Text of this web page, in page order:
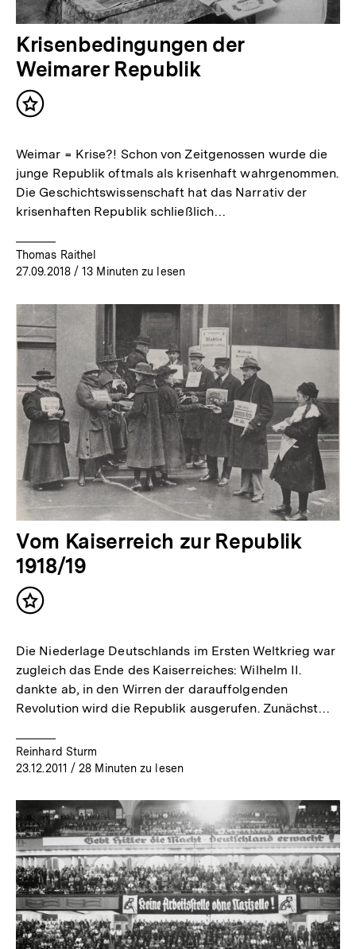
Krisenbedingungen der
Weimarer Republik
Inhalt
Weimar = Krise?! Schon von Zeitgenossen wurde die
junge Republik oftmals als krisenhaft wahrgenommen.
Die Geschichtswissenschaft hat das Narrativ der
krisenhaften Republik schließlich…
Thomas Raithel
27.09.2018/ 13 Minuten zu lesen
Vom Kaiserreich zur Republik
1918/19
Inhalt
Die Niederlage Deutschlands im Ersten Weltkrieg war
zugleich das Ende des Kaiserreiches: Wilhelm II.
dankte ab, in den Wirren der darauffolgenden
Revolution wird die Republik ausgerufen. Zunächst…
Reinhard Sturm
23.12.2011 / 28 Minuten zu lesen